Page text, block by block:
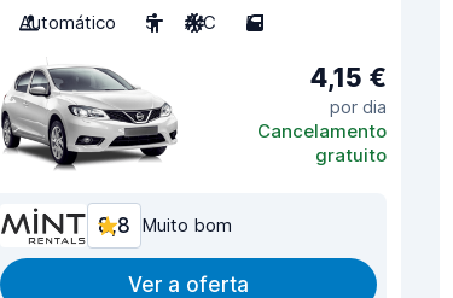
Automático
5 A/C 5
4,15 €
por dia
Cancelamento
gratuito
8,8 Muito bom
Ver a oferta